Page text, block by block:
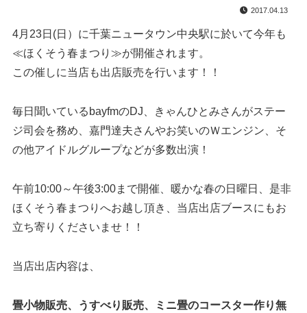
2017.04.13
4月23日(日）に千葉ニュータウン中央駅に於いて今年も
≪ほくそう春まつり≫が開催されます。
この催しに当店も出店販売を行います！！
毎日聞いているbayfmのDJ、きゃんひとみさんがステー
ジ司会を務め、嘉門達夫さんやお笑いのＷエンジン、そ
の他アイドルグループなどが多数出演！
午前10:00～午後3:00まで開催、暖かな春の日曜日、是非
ほくそう春まつりへお越し頂き、当店出店ブースにもお
立ち寄りくださいませ！！
当店出店内容は、
畳小物販売、うすべり販売、ミニ畳のコースター作り無